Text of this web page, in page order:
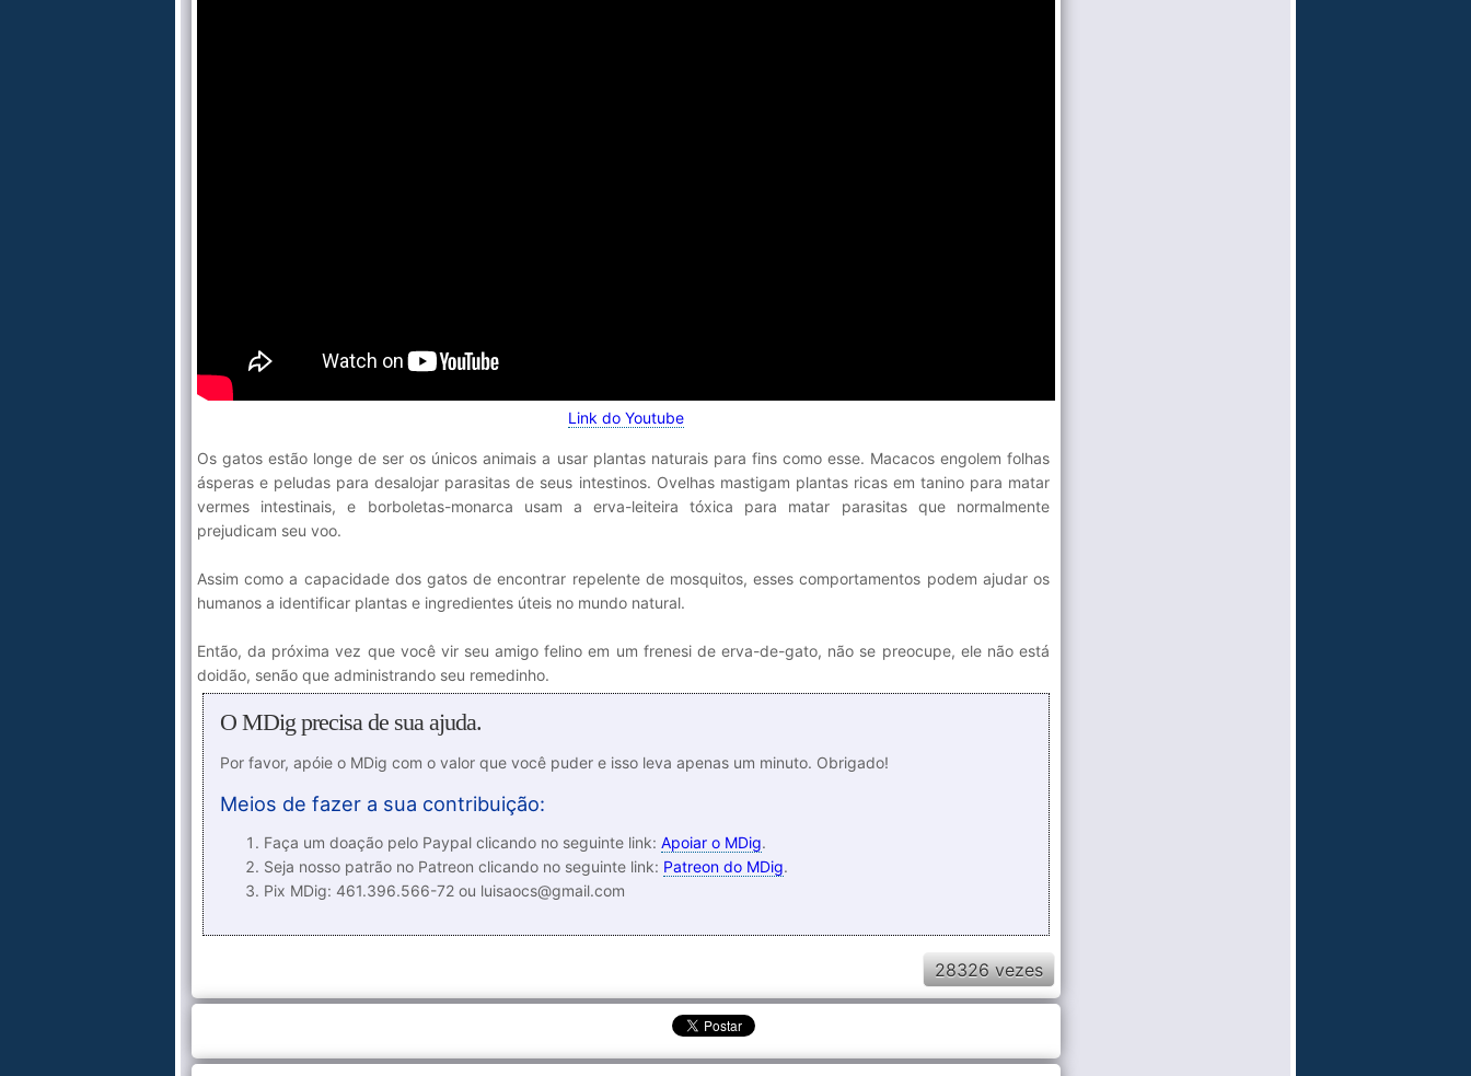
Link do Youtube
Os gatos estão longe de ser os únicos animais a usar plantas naturais para fins como esse. Macacos engolem folhas
ásperas e peludas para desalojar parasitas de seus intestinos. Ovelhas mastigam plantas ricas em tanino para matar
vermes intestinais, e borboletas-monarca usam a erva-leiteira tóxica para matar parasitas que normalmente
prejudicam seu voo.
Assim como a capacidade dos gatos de encontrar repelente de mosquitos, esses comportamentos podem ajudar os
humanos a identificar plantas e ingredientes úteis no mundo natural.
Então, da próxima vez que você vir seu amigo felino em um frenesi de erva-de-gato, não se preocupe, ele não está
doidão, senão que administrando seu remedinho.
O MDig precisa de sua ajuda.
Por favor, apóie o MDig com o valor que você puder e isso leva apenas um minuto. Obrigado!
Meios de fazer a sua contribuição:
Faça um doação pelo Paypal clicando no seguinte link: Apoiar o MDig.
Seja nosso patrão no Patreon clicando no seguinte link: Patreon do MDig.
Pix MDig: 461.396.566-72 ou luisaocs@gmail.com
28326 vezes